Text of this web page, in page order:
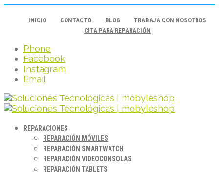
INICIO CONTACTO BLOG
TRABAJA CON NOSOTROS
CITA PARA REPARACIÓN
Phone
Facebook
Instagram
Email
REPARACIONES
REPARACIÓN MÓVILES
REPARACIÓN SMARTWATCH
REPARACIÓN VIDEOCONSOLAS
REPARACIÓN TABLETS